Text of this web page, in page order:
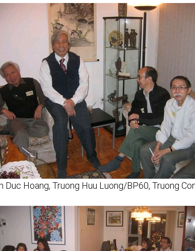
Duc Hoang, Truong Huu Luong/BP60, Truong